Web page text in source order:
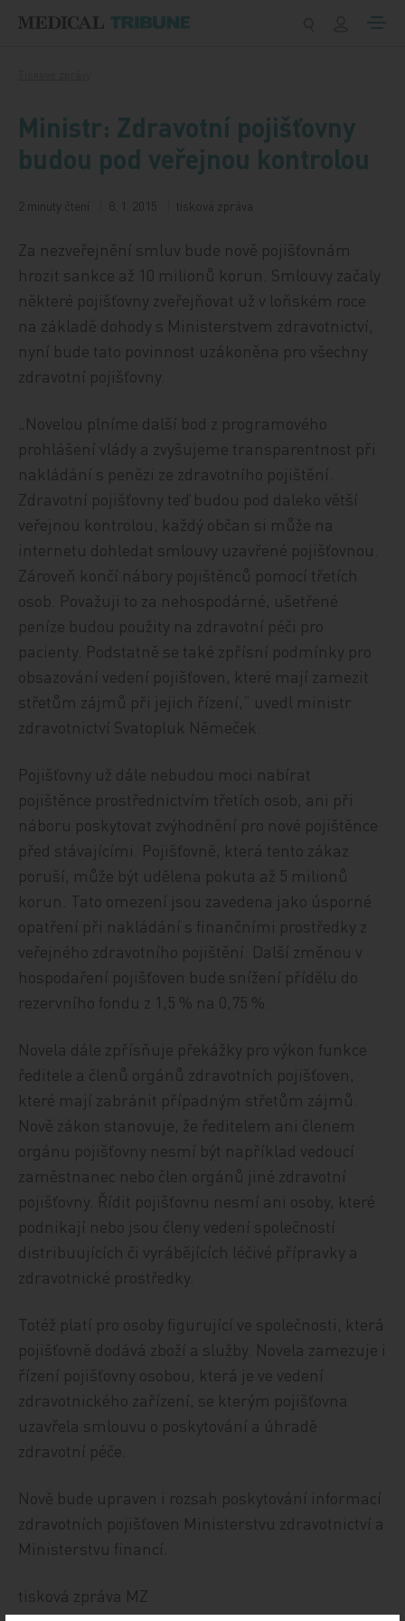
Ministr: Zdravotní pojišťovny
budou pod veřejnou kontrolou
2 minuty čtení 8. 1. 2015 tisková zpráva
Za nezveřejnění smluv bude nově pojišťovnám
hrozit sankce až 10 milionů korun. Smlouvy začaly
některé pojišťovny zveřejňovat už v loňském roce
na základě dohody s Ministerstvem zdravotnictví,
nyní bude tato povinnost uzákoněna pro všechny
zdravotní pojišťovny.
„Novelou plníme další bod z programového
prohlášení vlády a zvyšujeme transparentnost při
nakládání s penězi ze zdravotního pojištění.
Zdravotní pojišťovny teď budou pod daleko větší
veřejnou kontrolou, každý občan si může na
internetu dohledat smlouvy uzavřené pojišťovnou.
Zároveň končí nábory pojištěnců pomocí třetích
osob. Považuji to za nehospodárné, ušetřené
peníze budou použity na zdravotní péči pro
pacienty. Podstatně se také zpřísní podmínky pro
obsazování vedení pojišťoven, které mají zamezit
střetům zájmů při jejich řízení,“ uvedl ministr
zdravotnictví Svatopluk Němeček.
Pojišťovny už dále nebudou moci nabírat
pojištěnce prostřednictvím třetích osob, ani při
náboru poskytovat zvýhodnění pro nové pojištěnce
před stávajícími. Pojišťovně, která tento zákaz
poruší, může být udělena pokuta až 5 milionů
korun. Tato omezení jsou zavedena jako úsporné
opatření při nakládání s finančními prostředky z
veřejného zdravotního pojištění. Další změnou v
hospodaření pojišťoven bude snížení přídělu do
rezervního fondu z 1,5 % na 0,75 %.
Novela dále zpřísňuje překážky pro výkon funkce
ředitele a členů orgánů zdravotních pojišťoven,
které mají zabránit případným střetům zájmů.
Nově zákon stanovuje, že ředitelem ani členem
orgánu pojišťovny nesmí být například vedoucí
zaměstnanec nebo člen orgánů jiné zdravotní
pojišťovny. Řídit pojišťovnu nesmí ani osoby, které
podnikají nebo jsou členy vedení společností
distribuujících či vyrábějících léčivé přípravky a
zdravotnické prostředky.
Totéž platí pro osoby figurující ve společnosti, která
pojišťovně dodává zboží a služby. Novela zamezuje i
řízení pojišťovny osobou, která je ve vedení
zdravotnického zařízení, se kterým pojišťovna
uzavřela smlouvu o poskytování a úhradě
zdravotní péče.
Nově bude upraven i rozsah poskytování informací
zdravotních pojišťoven Ministerstvu zdravotnictví a
Ministerstvu financí.
tisková zpráva MZ